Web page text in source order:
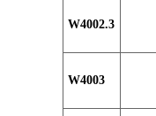
W4002.3
W4003